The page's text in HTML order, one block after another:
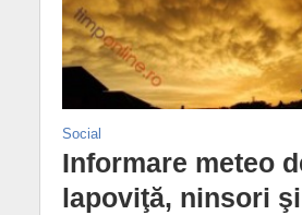
Social
Informare meteo
lapoviţă, ninsori şi